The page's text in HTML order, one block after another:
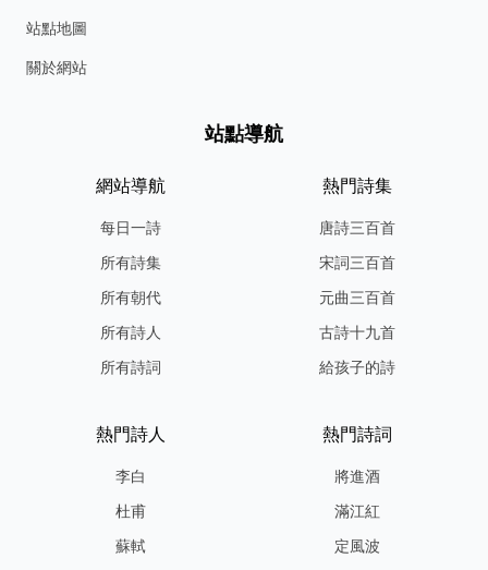
站點地圖
關於網站
站點導航
網站導航
每日一詩
所有詩集
所有朝代
所有詩人
所有詩詞
熱門詩集
唐詩三百首
宋詞三百首
元曲三百首
古詩十九首
給孩子的詩
熱門詩人
李白
杜甫
蘇軾
熱門詩詞
將進酒
滿江紅
定風波